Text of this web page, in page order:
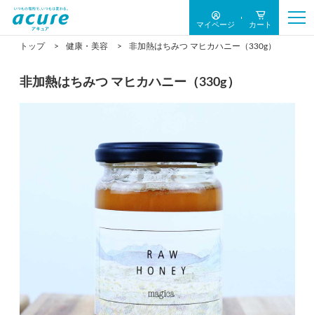
マイページ カート
トップ 健康・美容 非加熱はちみつ マヒカハニー（330g）
非加熱はちみつ マヒカハニー（330g）